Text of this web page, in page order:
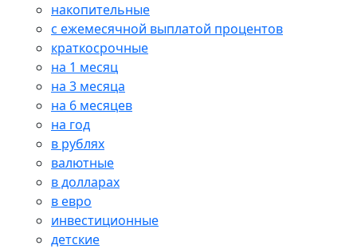
накопительные
с ежемесячной выплатой процентов
краткосрочные
на 1 месяц
на 3 месяца
на 6 месяцев
на год
в рублях
валютные
в долларах
в евро
инвестиционные
детские